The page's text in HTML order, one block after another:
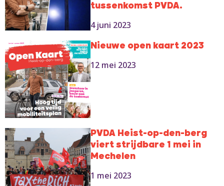
tussenkomst PVDA.
4 juni 2023
Nieuwe open kaart 2023
12 mei 2023
PVDA Heist-op-den-berg
viert strijdbare 1 mei in
Mechelen
1 mei 2023